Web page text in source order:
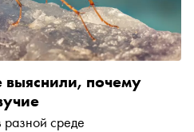
выяснили, почему
среде